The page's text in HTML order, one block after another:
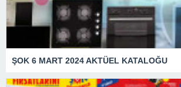
ŞOK 6 MART 2024 AKTÜEL KATALOĞU